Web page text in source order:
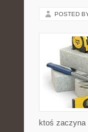
POSTED
ktoś zaczyna